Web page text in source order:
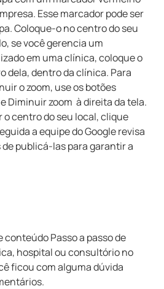
Esse marcador pode ser
Coloque-o no centro do seu
se você gerencia um
em uma clínica, coloque o
dela, dentro da clínica. Para
o zoom, use os botões
Diminuir zoom à direita da tela.
o centro do seu local, clique
a equipe do Google revisa
publicá-las para garantir a
conteúdoPasso a passo de
hospital ou consultório no
ficou com alguma dúvida